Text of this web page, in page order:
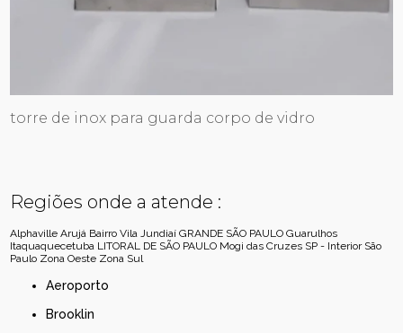
torre de inox para guarda corpo de vidro
Regiões onde a atende :
Alphaville Arujá Bairro Vila Jundiaí GRANDE SÃO PAULO Guarulhos
Itaquaquecetuba LITORAL DE SÃO PAULO Mogi das Cruzes SP - Interior São
Paulo Zona Oeste Zona Sul
Aeroporto
Brooklin